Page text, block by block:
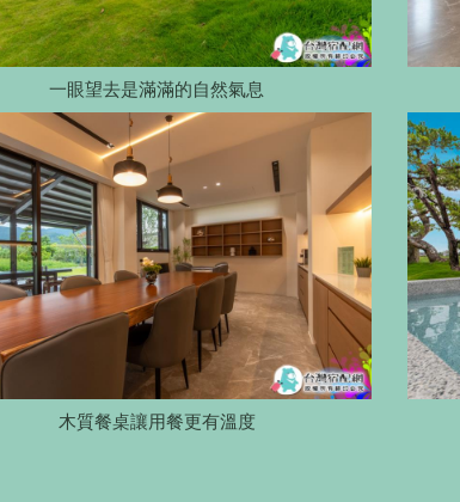
一眼望去是滿滿的自然氣息
木質餐桌讓用餐更有溫度